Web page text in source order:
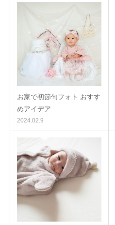
お家で初節句フォト おすす
めアイデア
2024.02.9